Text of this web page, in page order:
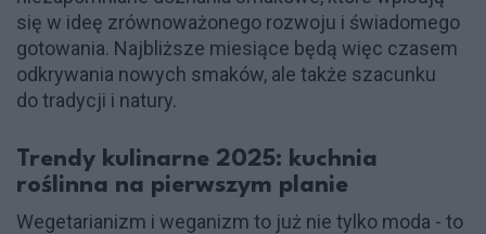
się w ideę zrównoważonego rozwoju i świadomego
gotowania. Najbliższe miesiące będą więc czasem
odkrywania nowych smaków, ale także szacunku
do tradycji i natury.
Trendy kulinarne 2025: kuchnia
roślinna na pierwszym planie
Wegetarianizm i weganizm to już nie tylko moda - to